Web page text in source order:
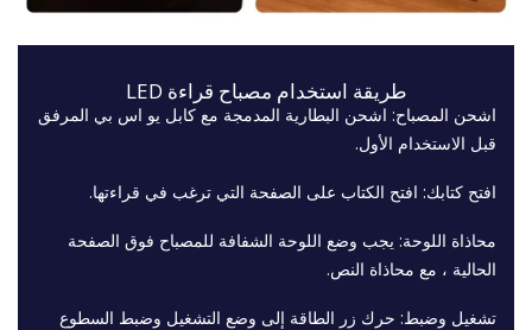
طريقة استخدام مصباح قراءة LED
اشحن المصباح: اشحن البطارية المدمجة مع كابل يو اس بي المرفق
قبل الاستخدام الأول.
افتح كتابك: افتح الكتاب على الصفحة التي ترغب في قراءتها.
محاذاة اللوحة: يجب وضع اللوحة الشفافة للمصباح فوق الصفحة
الحالية ، مع محاذاة النص.
تشغيل وضبط: حرك زر الطاقة إلى وضع التشغيل وضبط السطوع